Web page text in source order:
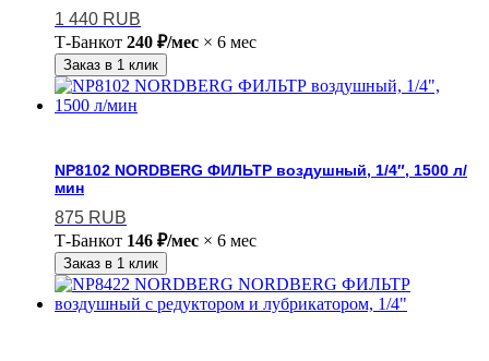
1 440 RUB
Т-Банкот 240 ₽/мес × 6 мес
Заказ в 1 клик
NP8102 NORDBERG ФИЛЬТР воздушный, 1/4″, 1500 л/
мин
875 RUB
Т-Банкот 146 ₽/мес × 6 мес
Заказ в 1 клик